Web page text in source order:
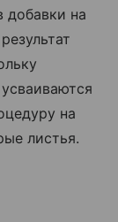
добавки на
на
листья.